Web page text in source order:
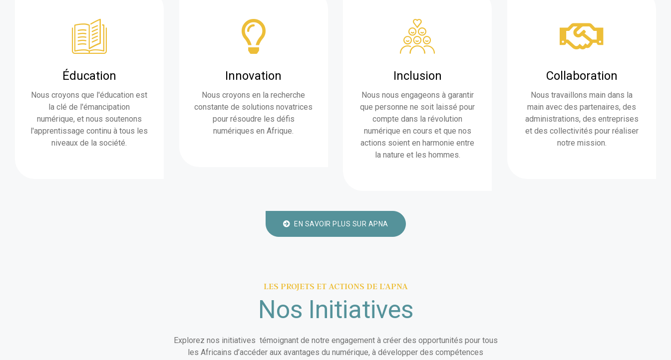
Éducation
Nous croyons que l'éducation est
la clé de l'émancipation
numérique, et nous soutenons
l'apprentissage continu à tous les
niveaux de la société.
Innovation
Nous croyons en la recherche
constante de solutions novatrices
pour résoudre les défis
numériques en Afrique.
Inclusion
Nous nous engageons à garantir
que personne ne soit laissé pour
compte dans la révolution
numérique en cours et que nos
actions soient en harmonie entre
la nature et les hommes.
Collaboration
Nous travaillons main dans la
main avec des partenaires, des
administrations, des entreprises
et des collectivités pour réaliser
notre mission.
EN SAVOIR PLUS SUR APNA
LES PROJETS ET ACTIONS DE L'APNA
Nos Initiatives
Explorez nos initiatives témoignant de notre engagement à créer des opportunités pour tous
les Africains d’accéder aux avantages du numérique, à développer des compétences